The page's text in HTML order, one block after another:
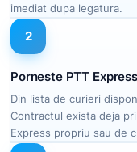
imediat dupa legatura.
2
Porneste PTT
Din lista de curieri
Contractul exista deja
Express propriu sau de